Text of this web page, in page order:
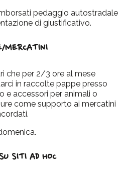
pedaggio autostradale
di giustificativo.
MERCATINI
che per 2/3 ore al mese
in raccolte pappe presso
e accessori per animali o
come supporto ai mercatini
SITI AD HOC